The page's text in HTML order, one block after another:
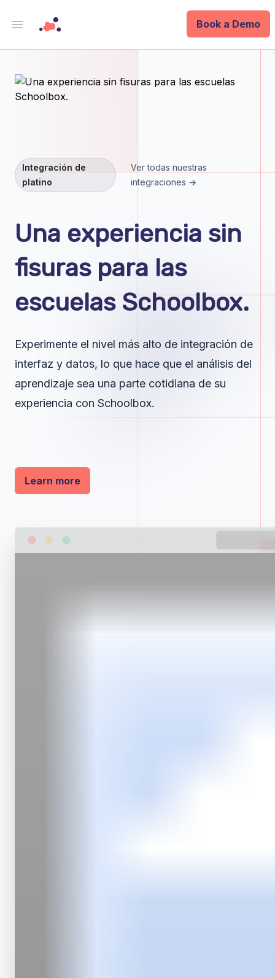
Open main menu
Book a Demo
Data Ops
Integrations
Company
Blog
Integración de
platino
Ver todas nuestras
integraciones →
Una experiencia sin
fisuras para las
escuelas Schoolbox.
Experimente el nivel más alto de integración de
interfaz y datos, lo que hace que el análisis del
aprendizaje sea una parte cotidiana de su
experiencia con Schoolbox.
Learn more